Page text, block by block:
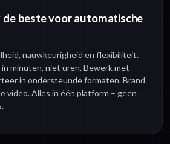
de beste voor automatische
nauwkeurigheid en flexibiliteit.
minuten, niet uren. Bewerk met
in ondersteunde formaten. Brand
video. Alles in één platform – geen